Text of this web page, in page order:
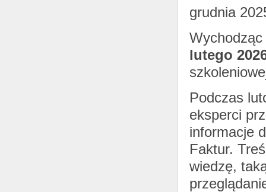
grudnia
lutego
Podczas
eksperci
informacje
Faktur.
wiedzę,